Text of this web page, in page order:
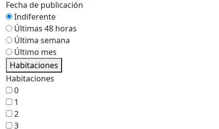
Fecha de publicación
Indiferente
Últimas 48 horas
Última semana
Último mes
Habitaciones
Habitaciones
0
1
2
3